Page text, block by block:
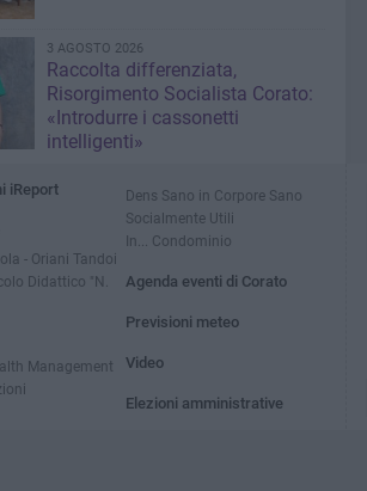
3 AGOSTO 2026
Raccolta differenziata,
Risorgimento Socialista Corato:
«Introdurre i cassonetti
intelligenti»
iReport
- Oriani Tandoi
Didattico "N.
Management
Dens Sano in Corpore Sano
Socialmente Utili
In... Condominio
Agenda eventi di Corato
Previsioni meteo
Video
Elezioni amministrative